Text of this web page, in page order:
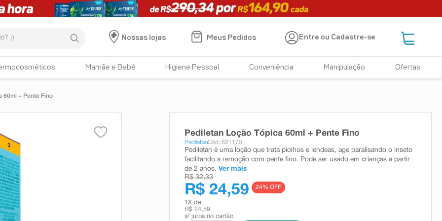
Nossas lojas
Meus Pedidos Entre ou Cadastre-se
Mamãe e Bebê Higiene Pessoal Conveniência Manipulação Ofertas
60ml + Pente Fino
Pediletan Loção Tópica 60ml + Pente Fino
PediletanCód: 621170
Pediletan é uma loção que trata piolhos e lendeas, age paralisando o inseto
facilitando a remoção com pente fino. Pode ser usado em crianças a partir
de 2 anos. Ver mais
R$ 32,33
R$ 24,59 24% OFF
1 X de
R$ 24,59
s/ juros no cartão